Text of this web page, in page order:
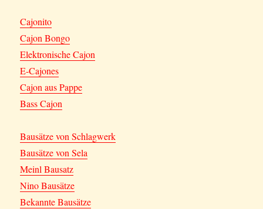
Cajonito
Cajon Bongo
Elektronische Cajon
E-Cajones
Cajon aus Pappe
Bass Cajon
Bausätze von Schlagwerk
Bausätze von Sela
Meinl Bausatz
Nino Bausätze
Bekannte Bausätze